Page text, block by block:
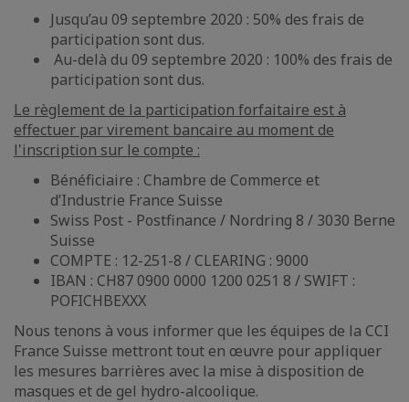
Jusqu’au 09 septembre 2020 : 50% des frais de
participation sont dus.
Au-delà du 09 septembre 2020 : 100% des frais de
participation sont dus.
Le règlement de la participation forfaitaire est à
effectuer par virement bancaire au moment de
l'inscription sur le compte :
Bénéficiaire : Chambre de Commerce et
d’Industrie France Suisse
Swiss Post - Postfinance / Nordring 8 / 3030 Berne
Suisse
COMPTE : 12-251-8 / CLEARING : 9000
IBAN : CH87 0900 0000 1200 0251 8 / SWIFT :
POFICHBEXXX
Nous tenons à vous informer que les équipes de la CCI
France Suisse mettront tout en œuvre pour appliquer
les mesures barrières avec la mise à disposition de
masques et de gel hydro-alcoolique.